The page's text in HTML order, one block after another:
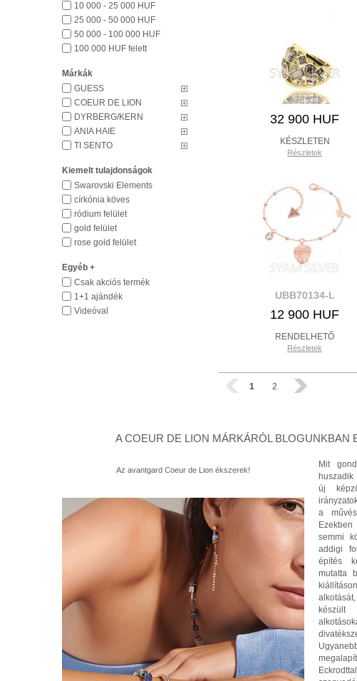
10 000 - 25 000 HUF
25 000 - 50 000 HUF
50 000 - 100 000 HUF
100 000 HUF felett
Márkák
GUESS
COEUR DE LION
DYRBERG/KERN
ANIA HAIE
TI SENTO
Kiemelt tulajdonságok
Swarovski Elements
církónia köves
ródium felület
gold felület
rose gold felület
Egyéb +
Csak akciós termék
1+1 ajándék
Videóval
333911
32 900 HUF
KÉSZLETEN
Részletek
UBB70134-L
12 900 HUF
RENDELHETŐ
Részletek
1 2
A COEUR DE LION MÁRKÁRÓL BLOGUNKBAN
Az avantgard Coeur de Lion ékszerek!
Mit
új
a
semmi
addigi
építés
mutatta
készült